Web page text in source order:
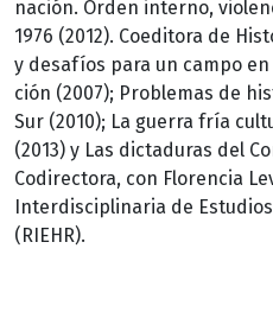
nación. Orden interno,
1976 (2012). Coeditora de
y desafíos para un campo
ción (2007); Problemas de
Sur (2010); La guerra fría
(2013) y Las dictaduras del
Codirectora, con Florencia
Interdisciplinaria de
(RIEHR).